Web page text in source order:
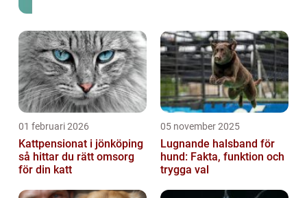
01 februari 2026
Kattpensionat i jönköping
så hittar du rätt omsorg
för din katt
05 november 2025
Lugnande halsband för
hund: Fakta, funktion och
trygga val